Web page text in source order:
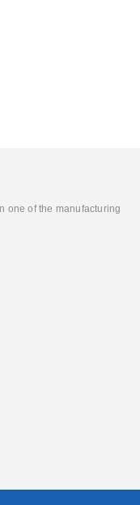
one of the manufacturing